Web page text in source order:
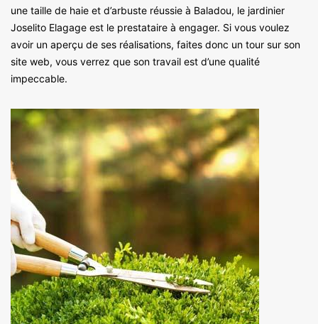
une taille de haie et d’arbuste réussie à Baladou, le jardinier
Joselito Elagage est le prestataire à engager. Si vous voulez
avoir un aperçu de ses réalisations, faites donc un tour sur son
site web, vous verrez que son travail est d’une qualité
impeccable.